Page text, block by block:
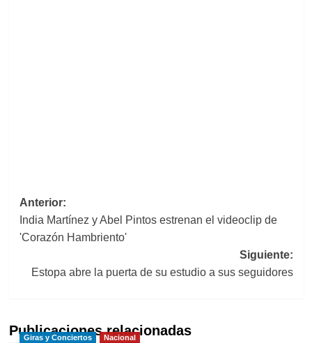
Navegación
de
Anterior:
India Martínez y Abel Pintos estrenan el videoclip de
'Corazón Hambriento'
Siguiente:
Estopa abre la puerta de su estudio a sus seguidores
Publicaciones relacionadas
Giras y Conciertos Nacional